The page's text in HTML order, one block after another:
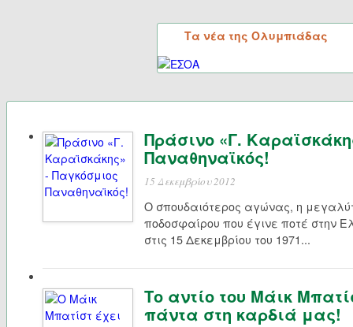
Τα νέα της Ολυμπιάδας
Πράσινο «Γ.
Παναθηναϊκός!
15 Δεκεμβρίου 2012
O σπουδαιότερος αγώνας, η
ποδοσφαίρου που έγινε ποτέ στην
στις 15 Δεκεμβρίου του 1971...
Το αντίο του Μάικ
πάντα στη καρδιά μας!